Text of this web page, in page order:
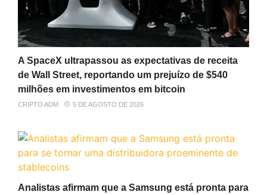
A SpaceX ultrapassou as expectativas de receita
de Wall Street, reportando um prejuízo de $540
milhões em investimentos em bitcoin
CRIPTO ADM 5 DE AGOSTO DE 2026
Analistas afirmam que a Samsung está pronta para